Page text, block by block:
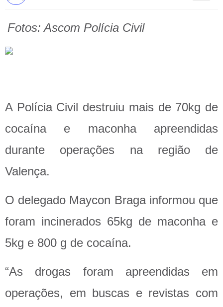
Fotos: Ascom Polícia Civil
A Polícia Civil destruiu mais de 70kg de
cocaína e maconha apreendidas
durante operações na região de
Valença.
O delegado Maycon Braga informou que
foram incinerados 65kg de maconha e
5kg e 800 g de cocaína.
“As drogas foram apreendidas em
operações, em buscas e revistas com